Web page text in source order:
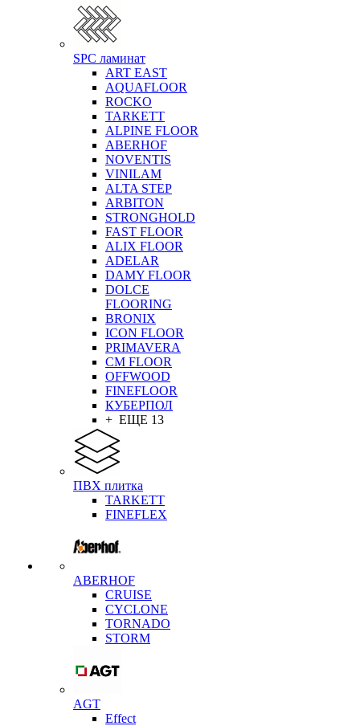
SPC ламинат
ART EAST
AQUAFLOOR
ROCKO
TARKETT
ALPINE FLOOR
ABERHOF
NOVENTIS
VINILAM
ALTA STEP
ARBITON
STRONGHOLD
FAST FLOOR
ALIX FLOOR
ADELAR
DAMY FLOOR
DOLCE
FLOORING
BRONIX
ICON FLOOR
PRIMAVERA
CM FLOOR
OFFWOOD
FINEFLOOR
КУБЕРПОЛ
+ ЕЩЕ 13
ПВХ плитка
TARKETT
FINEFLEX
ABERHOF
CRUISE
CYCLONE
TORNADO
STORM
AGT
Effect